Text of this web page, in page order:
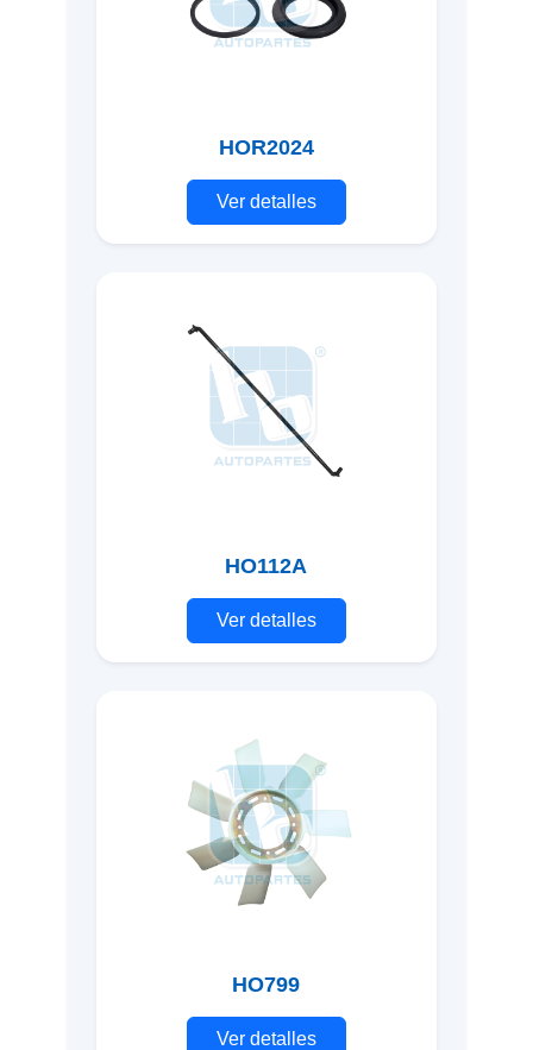
HOR2024
Ver detalles
HO112A
Ver detalles
HO799
Ver detalles